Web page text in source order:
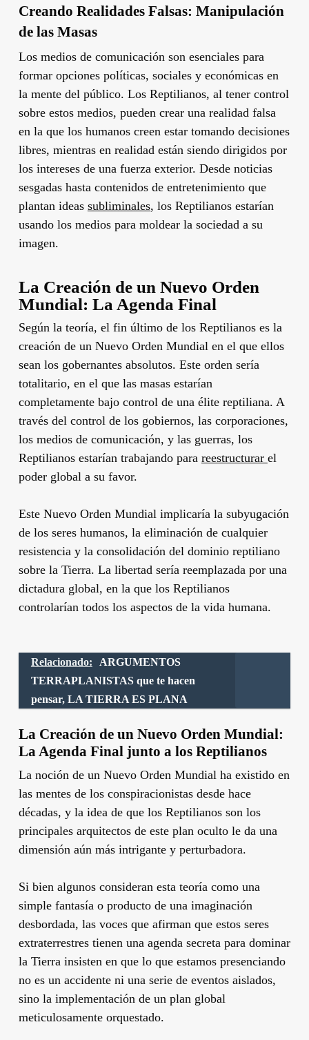
Creando Realidades Falsas: Manipulación
de las Masas
Los medios de comunicación son esenciales para
formar opciones políticas, sociales y económicas en
la mente del público. Los Reptilianos, al tener control
sobre estos medios, pueden crear una realidad falsa
en la que los humanos creen estar tomando decisiones
libres, mientras en realidad están siendo dirigidos por
los intereses de una fuerza exterior. Desde noticias
sesgadas hasta contenidos de entretenimiento que
plantan ideas subliminales, los Reptilianos estarían
usando los medios para moldear la sociedad a su
imagen.
La Creación de un Nuevo Orden
Mundial: La Agenda Final
Según la teoría, el fin último de los Reptilianos es la
creación de un Nuevo Orden Mundial en el que ellos
sean los gobernantes absolutos. Este orden sería
totalitario, en el que las masas estarían
completamente bajo control de una élite reptiliana. A
través del control de los gobiernos, las corporaciones,
los medios de comunicación, y las guerras, los
Reptilianos estarían trabajando para reestructurar el
poder global a su favor.
Este Nuevo Orden Mundial implicaría la subyugación
de los seres humanos, la eliminación de cualquier
resistencia y la consolidación del dominio reptiliano
sobre la Tierra. La libertad sería reemplazada por una
dictadura global, en la que los Reptilianos
controlarían todos los aspectos de la vida humana.
Relacionado:
ARGUMENTOS
TERRAPLANISTAS que te hacen
pensar, LA TIERRA ES PLANA
La Creación de un Nuevo Orden Mundial:
La Agenda Final junto a los Reptilianos
La noción de un Nuevo Orden Mundial ha existido en
las mentes de los conspiracionistas desde hace
décadas, y la idea de que los Reptilianos son los
principales arquitectos de este plan oculto le da una
dimensión aún más intrigante y perturbadora.
Si bien algunos consideran esta teoría como una
simple fantasía o producto de una imaginación
desbordada, las voces que afirman que estos seres
extraterrestres tienen una agenda secreta para dominar
la Tierra insisten en que lo que estamos presenciando
no es un accidente ni una serie de eventos aislados,
sino la implementación de un plan global
meticulosamente orquestado.